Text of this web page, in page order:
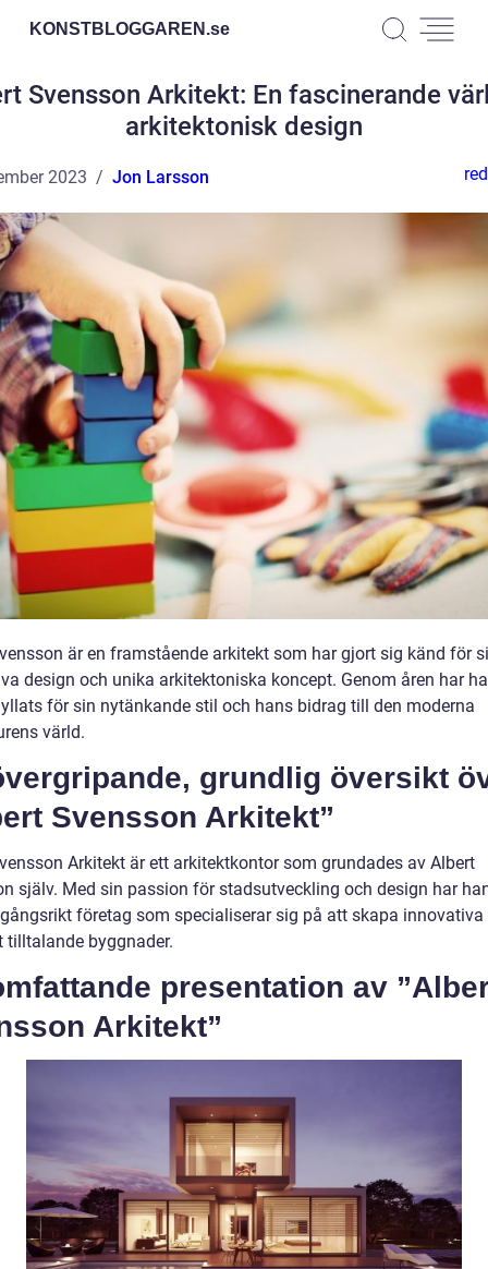
KONSTBLOGGAREN.se
Svensson Arkitekt: En fascinerande
arkitektonisk design
2023 Jon Larsson
är en framstående arkitekt som har gjort sig känd för
design och unika arkitektoniska koncept. Genom åren har
för sin nytänkande stil och hans bidrag till den moderna
värld.
grundlig översikt
Svensson Arkitekt”
Arkitekt är ett arkitektkontor som grundades av Albert
själv. Med sin passion för stadsutveckling och design har
företag som specialiserar sig på att skapa innovativa
tilltalande byggnader.
presentation av
Arkitekt”